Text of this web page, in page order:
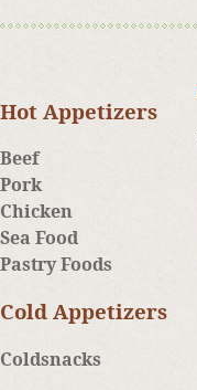
Hot Appetizers
Beef
Pork
Chicken
Sea Food
Pastry Foods
Cold Appetizers
Coldsnacks